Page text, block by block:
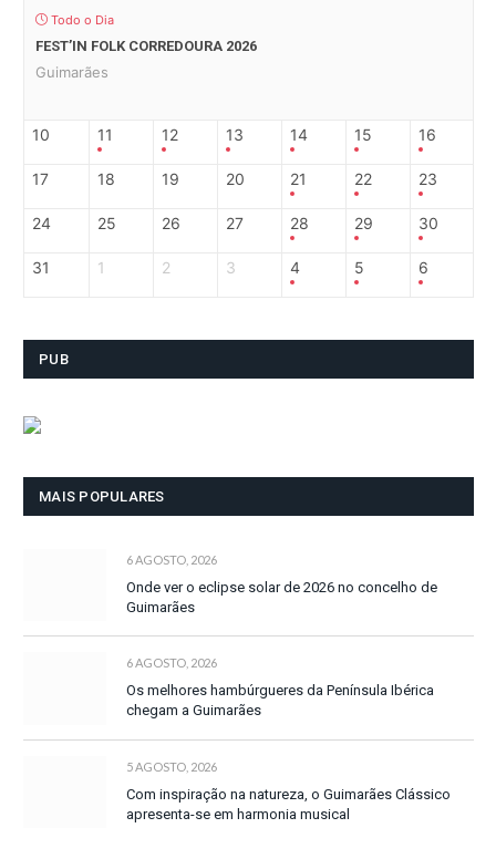
Todo o Dia
FEST’IN FOLK CORREDOURA 2026
Guimarães
10 11 12 13 14 15 16
17 18 19 20 21 22 23
24 25 26 27 28 29 30
31 1 2 3 4 5 6
PUB
MAIS POPULARES
6 AGOSTO, 2026
Onde ver o eclipse solar de 2026 no concelho de
Guimarães
6 AGOSTO, 2026
Os melhores hambúrgueres da Península Ibérica
chegam a Guimarães
5 AGOSTO, 2026
Com inspiração na natureza, o Guimarães Clássico
apresenta-se em harmonia musical